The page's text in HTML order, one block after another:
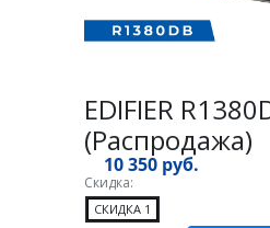
EDIFIER
(Распродажа)
10 350 руб.
Скидка:
СКИДКА 1